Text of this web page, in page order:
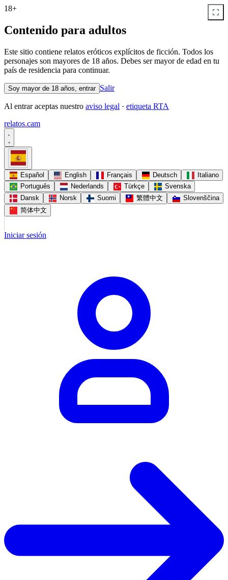
18+
Contenido para adultos
Este sitio contiene relatos eróticos explícitos de ficción. Todos los
personajes son mayores de 18 años. Debes ser mayor de edad en tu
país de residencia para continuar.
Soy mayor de 18 años, entrar Salir
Al entrar aceptas nuestro aviso legal · etiqueta RTA
relatos.cam
Español English Français Deutsch
Italiano
Português
Nederlands Türkçe
Svenska
Dansk
Norsk Suomi 繁體中文
Slovenščina
简体中文
Iniciar sesión